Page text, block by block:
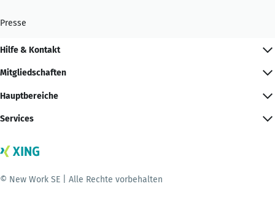
Presse
Hilfe & Kontakt
Mitgliedschaften
Hauptbereiche
Services
© New Work SE | Alle Rechte vorbehalten